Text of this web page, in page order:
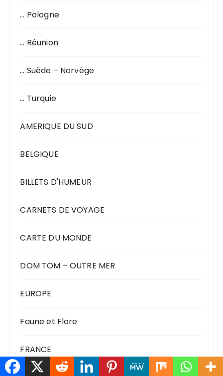
… Pologne
… Réunion
… Suède – Norvège
… Turquie
AMERIQUE DU SUD
BELGIQUE
BILLETS D'HUMEUR
CARNETS DE VOYAGE
CARTE DU MONDE
DOM TOM – OUTRE MER
EUROPE
Faune et Flore
FRANCE